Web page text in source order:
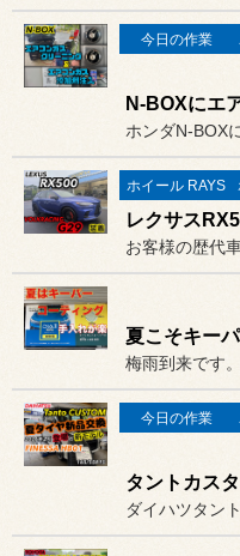
今日の作業
ホイール RAYS
夏こそキー
梅雨到来です
今日の作業
タントカス